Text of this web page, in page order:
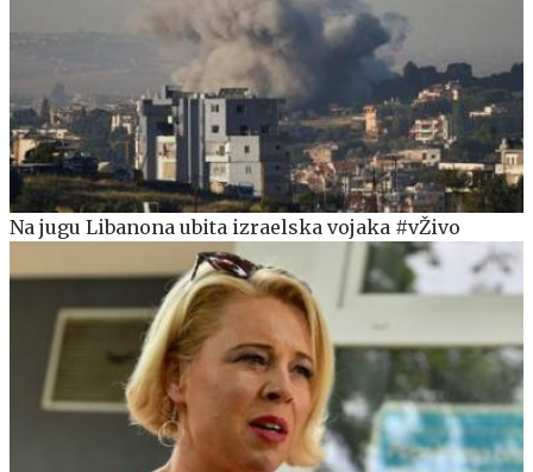
Na jugu Libanona ubita izraelska vojaka #vŽivo